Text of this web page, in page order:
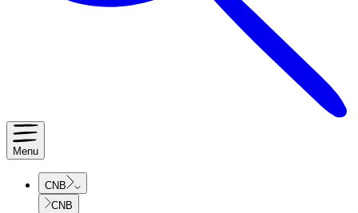
Menu
CNB
CNB